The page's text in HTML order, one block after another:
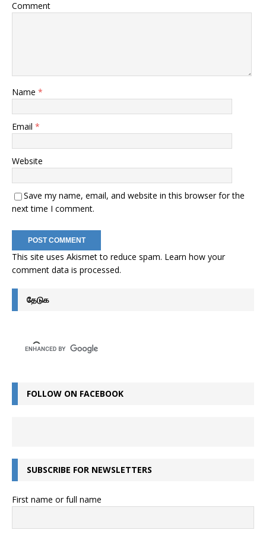
Comment
Name *
Email *
Website
Save my name, email, and website in this browser for the
next time I comment.
This site uses Akismet to reduce spam. Learn how your
comment data is processed.
தேடுக
FOLLOW ON FACEBOOK
SUBSCRIBE FOR NEWSLETTERS
First name or full name